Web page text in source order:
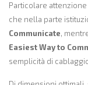
Particolare
che nella parte
Communicate,
Easiest Way to
semplicità di